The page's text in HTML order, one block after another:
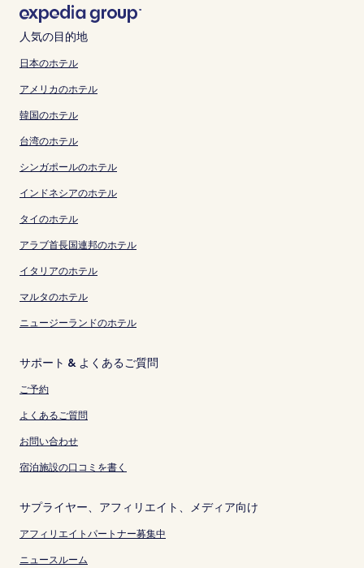
人気の目的地
日本のホテル
アメリカのホテル
韓国のホテル
台湾のホテル
シンガポールのホテル
インドネシアのホテル
タイのホテル
アラブ首長国連邦のホテル
イタリアのホテル
マルタのホテル
ニュージーランドのホテル
サポート & よくあるご質問
ご予約
よくあるご質問
お問い合わせ
宿泊施設の口コミを書く
サプライヤー、アフィリエイト、メディア向け
アフィリエイトパートナー募集中
ニュースルーム